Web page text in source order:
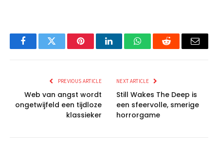
FacebookTwitter PinterestLinkedInWhatsAppReddit Email
PREVIOUS ARTICLE
Web van angst wordt
ongetwijfeld een tijdloze
klassieker
NEXT ARTICLE
Still Wakes The Deep is
een sfeervolle, smerige
horrorgame